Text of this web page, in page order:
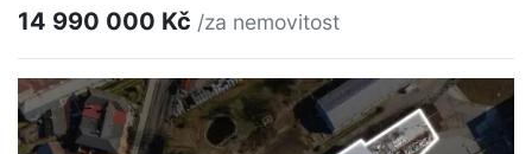
14 990 000 Kč /za nemovitost